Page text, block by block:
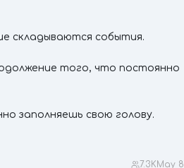
складываются события.
того, что постоянно
заполняешь свою голову.
7.3K May 8